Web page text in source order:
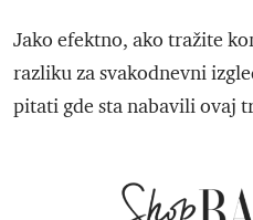
Jako efektno, ako tražite
razliku za svakodnevni
pitati gde sta nabavili ovaj